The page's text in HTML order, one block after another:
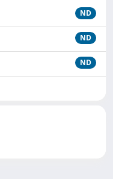
ND
ND
ND